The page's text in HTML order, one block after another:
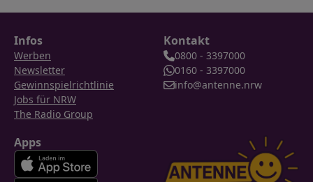
Infos
Werben
Newsletter
Gewinnspielrichtlinie
Jobs für NRW
The Radio Group
Kontakt
0800 - 3397000
0160 - 3397000
info@antenne.nrw
Apps